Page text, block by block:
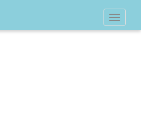
Toggle